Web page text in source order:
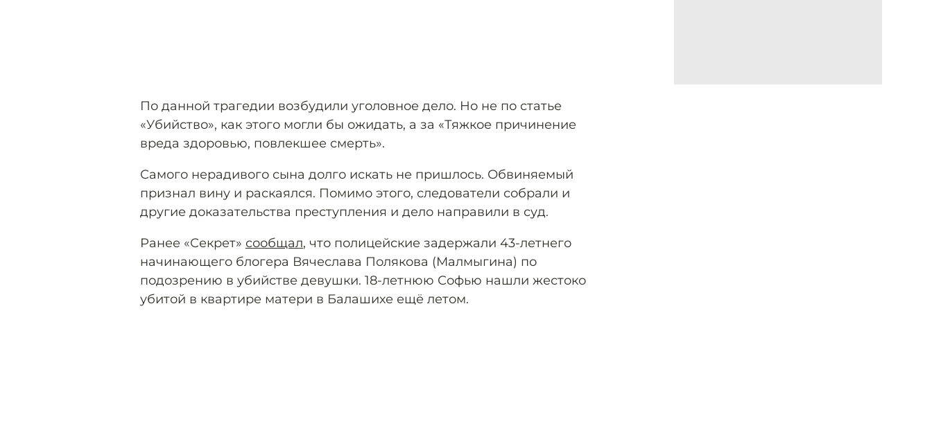
По данной трагедии возбудили уголовное дело. Но не по статье
«Убийство», как этого могли бы ожидать, а за «Тяжкое причинение
вреда здоровью, повлекшее смерть».
Самого нерадивого сына долго искать не пришлось. Обвиняемый
признал вину и раскаялся. Помимо этого, следователи собрали и
другие доказательства преступления и дело направили в суд.
Ранее «Секрет» сообщал, что полицейские задержали 43-летнего
начинающего блогера Вячеслава Полякова (Малмыгина) по
подозрению в убийстве девушки. 18-летнюю Софью нашли жестоко
убитой в квартире матери в Балашихе ещё летом.